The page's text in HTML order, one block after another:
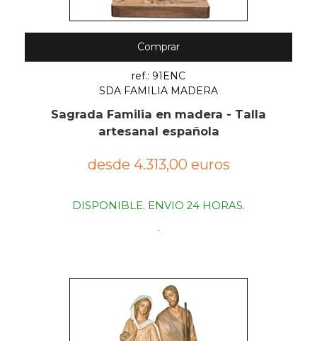
Comprar
ref.: 91ENC
SDA FAMILIA MADERA
Sagrada Familia en madera - Talla
artesanal española
desde 4.313,00 euros
DISPONIBLE. ENVIO 24 HORAS.
.